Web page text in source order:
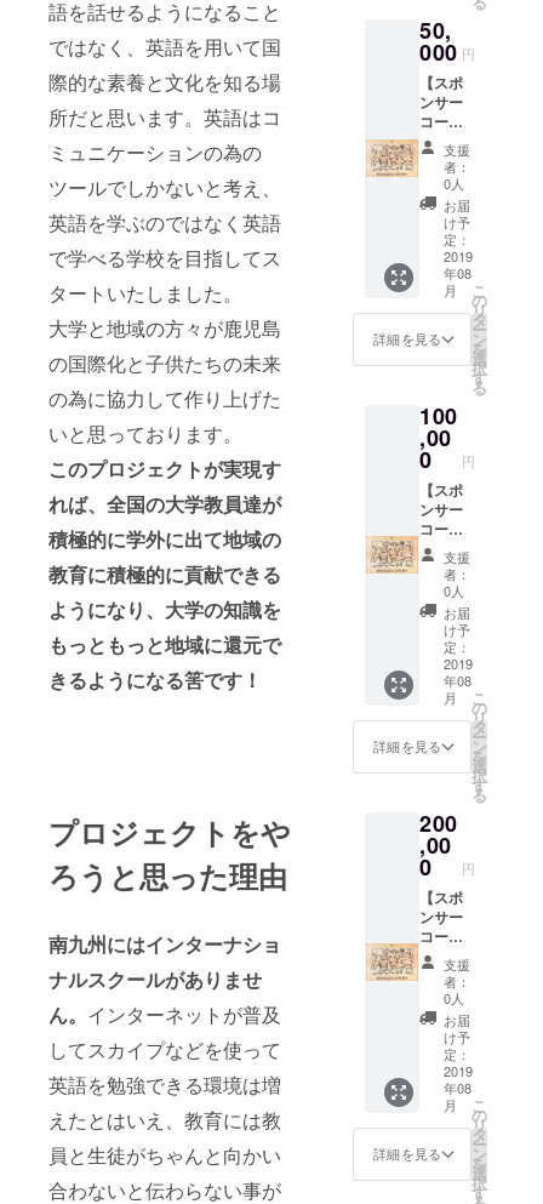
語を話せるようになること
ではなく、英語を用いて国
際的な素養と文化を知る場
所だと思います。英語はコ
ミュニケーションの為の
ツールでしかないと考え、
英語を学ぶのではなく英語
で学べる学校を目指してス
タートいたしました。
大学と地域の方々が鹿児島
の国際化と子供たちの未来
の為に協力して作り上げた
いと思っております。
このプロジェクトが実現す
れば、全国の大学教員達が
積極的に学外に出て地域の
教育に積極的に貢献できる
ようになり、大学の知識を
もっともっと地域に還元で
きるようになる筈です！
プロジェクトをや
ろうと思った理由
南九州にはインターナショ
ナルスクールがありませ
ん。 インターネットが普及
してスカイプなどを使って
英語を勉強できる環境は増
えたとはいえ、教育には教
員と生徒がちゃんと向かい
合わないと伝わらない事が
です。
T-shirts
は白・
青 サイ
ズ 100 /
110 /
120 / S
/M / L か
らご用
意いた
してお
りま
す。プ
ルダウ
ンから
お選び
くださ
50,
000 円
【スポ
ンサー
コー
ス
小】 お
礼状
缶バッ
ジ
ノー
ト T-
shirts
ワッペ
ン 和
田のオ
リジナ
ルデザ
ズル
（イ
メー
ジ）
内装壁
面にお
名前を
デザイ
ン
（小）
し、撮
影した
写真を
オリジ
ナル写
真フ
レーム
と共に
お届け
しま
shirtsは
白・青
サイズ
100 /
110 /
120 / S
/M / L か
らご用
意いた
してお
りま
す。プ
ルダウ
ンから
お選び
くださ
い。 パ
ズルは
名入れ
いたし
支援
者：
0人
お届
け予
定：
2019
年08
月
詳細を見る
こ
の
リ
タ
ー
ン
を
選
択
す
る
100
,00
0 円
【スポ
ンサー
コー
ス
中】 お
礼状
缶バッ
ジ
ノー
ト T-
shirts
ワッペ
ン 和
田のオ
リジナ
ルデザ
ズル
（イ
メー
ジ）
内装壁
面にお
名前を
デザイ
ン
（中）
し、撮
影した
写真を
オリジ
ナル写
真フ
レーム
と共に
お届け
しま
支援
者：
0人
お届
け予
定：
2019
年08
月
詳細を見る
こ
の
リ
タ
ー
ン
を
選
択
す
る
200
,00
0 円
【スポ
ンサー
コー
ス
大】 お
礼状
缶バッ
ジ
ノー
ト T-
shirts
ワッペ
ン 和
田のオ
リジナ
ルデザ
支援
者：
0人
お届
け予
定：
2019
年08
月
詳細を見る
こ
の
リ
タ
ー
ン
を
選
択
す